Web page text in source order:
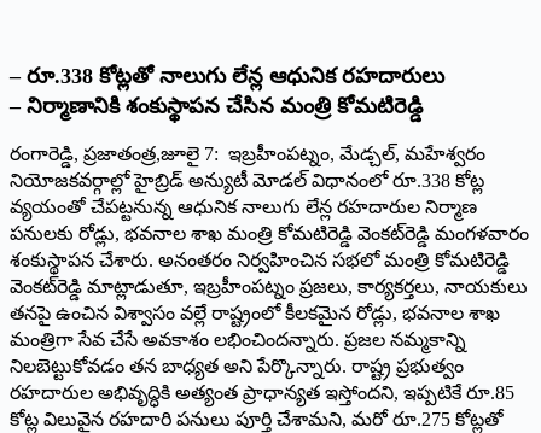
– రూ.338 కోట్లతో నాలుగు లేన్ల ఆధునిక రహదారులు
– నిర్మాణానికి శంకుస్థాపన చేసిన మంత్రి కోమటిరెడ్డి
రంగారెడ్డి, ప్రజాతంత్ర,జూలై 7: ఇబ్రహీంపట్నం, మేడ్చల్‌, ‌మహేశ్వరం
నియోజకవర్గాల్లో హైబ్రిడ్‌ అన్యుటీ మోడల్‌ ‌విధానంలో రూ.338 కోట్ల
వ్యయంతో చేపట్టనున్న ఆధునిక నాలుగు లేన్ల రహదారుల నిర్మాణ
పనులకు రోడ్లు, భవనాల శాఖ మంత్రి కోమటిరెడ్డి వెంకట్‌రెడ్డి మంగళవారం
శంకుస్థాపన చేశారు. అనంతరం నిర్వహించిన సభలో మంత్రి కోమటిరెడ్డి
వెంకట్‌రెడ్డి మాట్లాడుతూ, ఇబ్రహీంపట్నం ప్రజలు, కార్యకర్తలు, నాయకులు
తనపై ఉంచిన విశ్వాసం వల్లే రాష్ట్రంలో కీలకమైన రోడ్లు, భవనాల శాఖ
మంత్రిగా సేవ చేసే అవకాశం లభించిందన్నారు. ప్రజల నమ్మకాన్ని
నిలబెట్టుకోవడం తన బాధ్యత అని పేర్కొన్నారు. రాష్ట్ర ప్రభుత్వం
రహదారుల అభివృద్ధికి అత్యంత ప్రాధాన్యత ఇస్తోందని, ఇప్పటికే రూ.85
కోట్ల విలువైన రహదారి పనులు పూర్తి చేశామని, మరో రూ.275 కోట్లతో